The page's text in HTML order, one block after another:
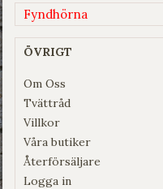
Fyndhörna
ÖVRIGT
Om Oss
Tvättråd
Villkor
Våra butiker
Återförsäljare
Logga in